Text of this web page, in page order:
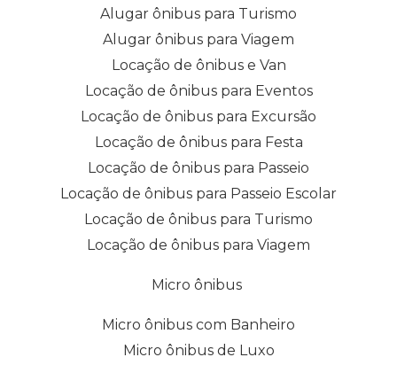
Alugar ônibus para Turismo
Alugar ônibus para Viagem
Locação de ônibus e Van
Locação de ônibus para Eventos
Locação de ônibus para Excursão
Locação de ônibus para Festa
Locação de ônibus para Passeio
Locação de ônibus para Passeio Escolar
Locação de ônibus para Turismo
Locação de ônibus para Viagem
Micro ônibus
Micro ônibus com Banheiro
Micro ônibus de Luxo